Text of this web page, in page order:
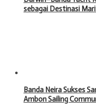
sebagai Destinasi
Banda Neira Sukses
Ambon Sailing